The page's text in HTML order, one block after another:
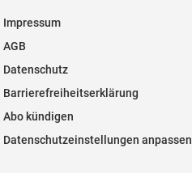
Impressum
AGB
Datenschutz
Barrierefreiheitserklärung
Abo kündigen
Datenschutzeinstellungen anpassen